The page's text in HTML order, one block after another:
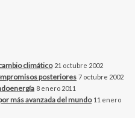
climático 21 octubre 2002
posteriores 7 octubre 2002
8 enero 2011
más avanzada del mundo 11 enero